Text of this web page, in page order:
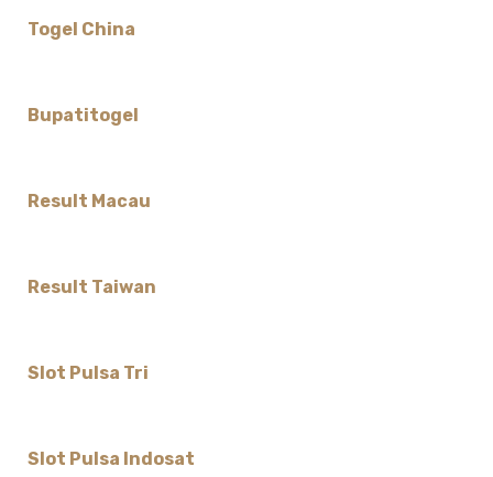
Togel China
Bupatitogel
Result Macau
Result Taiwan
Slot Pulsa Tri
Slot Pulsa Indosat